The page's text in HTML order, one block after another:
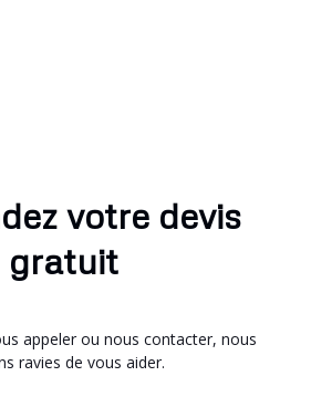
votre devis
gratuit
appeler ou nous contacter, nous
ravies de vous aider.